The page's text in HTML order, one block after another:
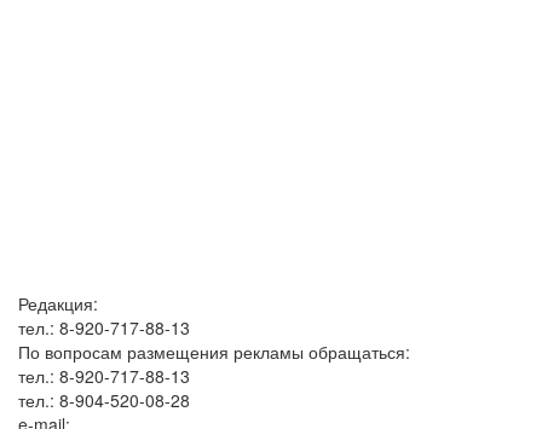
Редакция:
тел.: 8-920-717-88-13
По вопросам размещения рекламы обращаться:
тел.: 8-920-717-88-13
тел.: 8-904-520-08-28
e-mail: